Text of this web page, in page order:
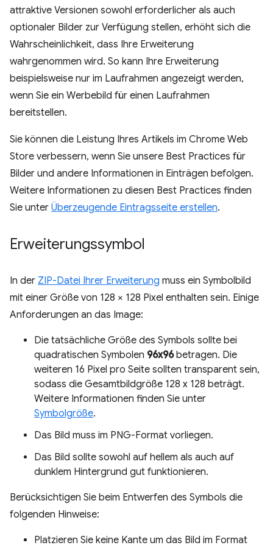
attraktive Versionen sowohl erforderlicher als auch
optionaler Bilder zur Verfügung stellen, erhöht sich die
Wahrscheinlichkeit, dass Ihre Erweiterung
wahrgenommen wird. So kann Ihre Erweiterung
beispielsweise nur im Laufrahmen angezeigt werden,
wenn Sie ein Werbebild für einen Laufrahmen
bereitstellen.
Sie können die Leistung Ihres Artikels im Chrome Web
Store verbessern, wenn Sie unsere Best Practices für
Bilder und andere Informationen in Einträgen befolgen.
Weitere Informationen zu diesen Best Practices finden
Sie unter Überzeugende Eintragsseite erstellen.
Erweiterungssymbol
In der ZIP-Datei Ihrer Erweiterung muss ein Symbolbild
mit einer Größe von 128 × 128 Pixel enthalten sein. Einige
Anforderungen an das Image:
Die tatsächliche Größe des Symbols sollte bei
quadratischen Symbolen 96x96betragen. Die
weiteren 16 Pixel pro Seite sollten transparent sein,
sodass die Gesamtbildgröße 128 x 128 beträgt.
Weitere Informationen finden Sie unter
Symbolgröße.
Das Bild muss im PNG-Format vorliegen.
Das Bild sollte sowohl auf hellem als auch auf
dunklem Hintergrund gut funktionieren.
Berücksichtigen Sie beim Entwerfen des Symbols die
folgenden Hinweise:
Platzieren Sie keine Kante um das Bild im Format